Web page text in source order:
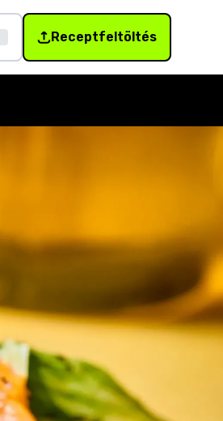
Receptfeltöltés